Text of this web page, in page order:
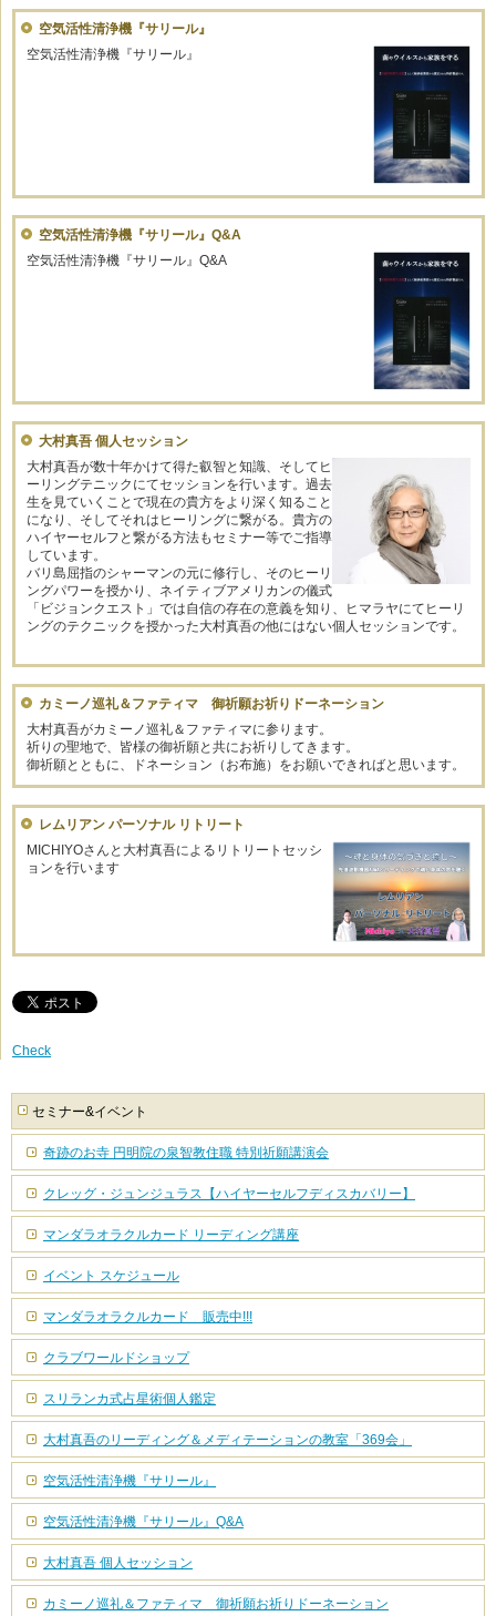
空気活性清浄機『サリール』
空気活性清浄機『サリール』
空気活性清浄機『サリール』Q&A
空気活性清浄機『サリール』Q&A
大村真吾 個人セッション
大村真吾が数十年かけて得た叡智と知識、そしてヒ
ーリングテニックにてセッションを行います。過去
生を見ていくことで現在の貴方をより深く知ること
になり、そしてそれはヒーリングに繋がる。貴方の
ハイヤーセルフと繋がる方法もセミナー等でご指導
しています。
バリ島屈指のシャーマンの元に修行し、そのヒーリ
ングパワーを授かり、ネイティブアメリカンの儀式
「ビジョンクエスト」では自信の存在の意義を知り、ヒマラヤにてヒーリ
ングのテクニックを授かった大村真吾の他にはない個人セッションです。
カミーノ巡礼＆ファティマ 御祈願お祈りドーネーション
大村真吾がカミーノ巡礼＆ファティマに参ります。
祈りの聖地で、皆様の御祈願と共にお祈りしてきます。
御祈願とともに、ドネーション（お布施）をお願いできればと思います。
レムリアン パーソナル リトリート
MICHIYOさんと大村真吾によるリトリートセッシ
ョンを行います
Check
セミナー&イベント
奇跡のお寺 円明院の泉智教住職 特別祈願講演会
クレッグ・ジュンジュラス【ハイヤーセルフディスカバリー】
マンダラオラクルカード リーディング講座
イベント スケジュール
マンダラオラクルカード 販売中!!!
クラブワールドショップ
スリランカ式占星術個人鑑定
大村真吾のリーディング＆メディテーションの教室「369会」
空気活性清浄機『サリール』
空気活性清浄機『サリール』Q&A
大村真吾 個人セッション
カミーノ巡礼＆ファティマ 御祈願お祈りドーネーション